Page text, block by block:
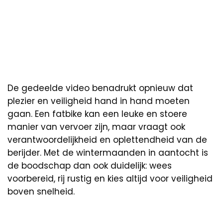
De gedeelde video benadrukt opnieuw dat
plezier en veiligheid hand in hand moeten
gaan. Een fatbike kan een leuke en stoere
manier van vervoer zijn, maar vraagt ook
verantwoordelijkheid en oplettendheid van de
berijder. Met de wintermaanden in aantocht is
de boodschap dan ook duidelijk: wees
voorbereid, rij rustig en kies altijd voor veiligheid
boven snelheid.